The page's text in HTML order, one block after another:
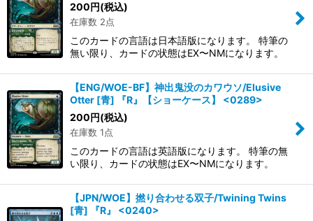
200円(税込)
在庫数 2点
このカードの言語は日本語版になります。 特筆の
無い限り、カードの状態はEX〜NMになります。
【ENG/WOE-BF】神出鬼没のカワウソ/Elusive
Otter [青] 『R』【ショーケース】 <0289>
200円(税込)
在庫数 1点
このカードの言語は英語版になります。 特筆の無
い限り、カードの状態はEX〜NMになります。
【JPN/WOE】撚り合わせる双子/Twining Twins
[青] 『R』 <0240>